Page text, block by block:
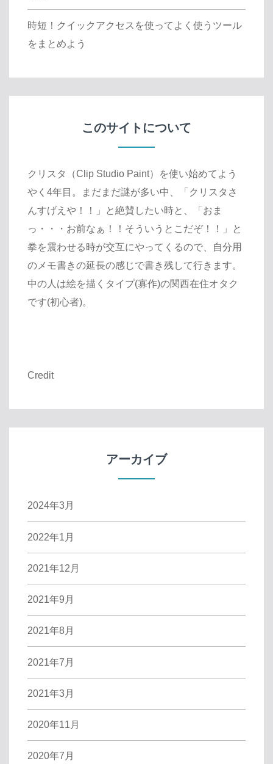
時短！クイックアクセスを使ってよく使うツール
をまとめよう
このサイトについて
クリスタ（Clip Studio Paint）を使い始めてよう
やく4年目。まだまだ謎が多い中、「クリスタさ
んすげえや！！」と絶賛したい時と、「おま
っ・・・お前なぁ！！そういうとこだぞ！！」と
拳を震わせる時が交互にやってくるので、自分用
のメモ書きの延長の感じで書き残して行きます。
中の人は絵を描くタイプ(寡作)の関西在住オタク
です(初心者)。
Credit
アーカイブ
2024年3月
2022年1月
2021年12月
2021年9月
2021年8月
2021年7月
2021年3月
2020年11月
2020年7月